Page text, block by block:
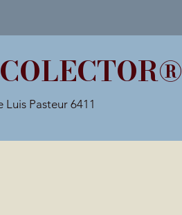
Pasteur 6411